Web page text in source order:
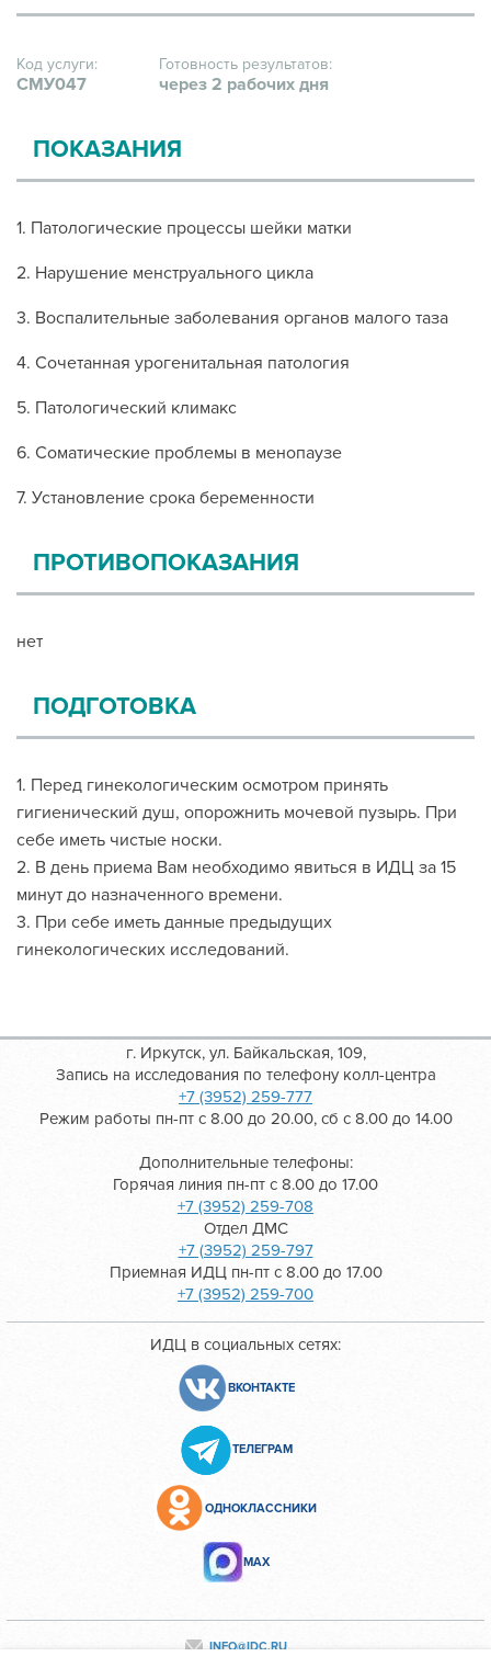
Код услуги:
СМУ047
Готовность результатов:
через 2 рабочих дня
ПОКАЗАНИЯ
1. Патологические процессы шейки матки
2. Нарушение менструального цикла
3. Воспалительные заболевания органов малого таза
4. Сочетанная урогенитальная патология
5. Патологический климакс
6. Соматические проблемы в менопаузе
7. Установление срока беременности
ПРОТИВОПОКАЗАНИЯ
нет
ПОДГОТОВКА
1. Перед гинекологическим осмотром принять
гигиенический душ, опорожнить мочевой пузырь. При
себе иметь чистые носки.
2. В день приема Вам необходимо явиться в ИДЦ за 15
минут до назначенного времени.
3. При себе иметь данные предыдущих
гинекологических исследований.
г. Иркутск, ул. Байкальская, 109,
Запись на исследования по телефону колл-центра
+7 (3952) 259-777
Режим работы пн-пт с 8.00 до 20.00, сб с 8.00 до 14.00
Дополнительные телефоны:
Горячая линия пн-пт с 8.00 до 17.00
+7 (3952) 259-708
Отдел ДМС
+7 (3952) 259-797
Приемная ИДЦ пн-пт с 8.00 до 17.00
+7 (3952) 259-700
ИДЦ в социальных сетях:
ВКОНТАКТЕ
ТЕЛЕГРАМ
ОДНОКЛАССНИКИ
МАХ
INFO@IDC.RU